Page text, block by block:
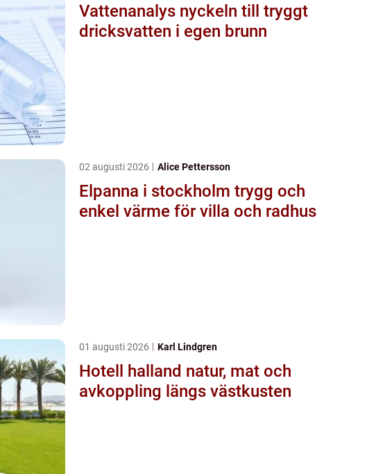
Vattenanalys nyckeln till tryggt
dricksvatten i egen brunn
02 augusti 2026 Alice Pettersson
Elpanna i stockholm trygg och
enkel värme för villa och radhus
01 augusti 2026 Karl Lindgren
Hotell halland natur, mat och
avkoppling längs västkusten